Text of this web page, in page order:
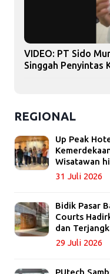
VIDEO: PT Sido
Singgah Penyintas
REGIONAL
Up Peak
Wisatawan
31 Juli 2026
Bidik Pasar
Courts
dan
29 Juli 2026
PUtech